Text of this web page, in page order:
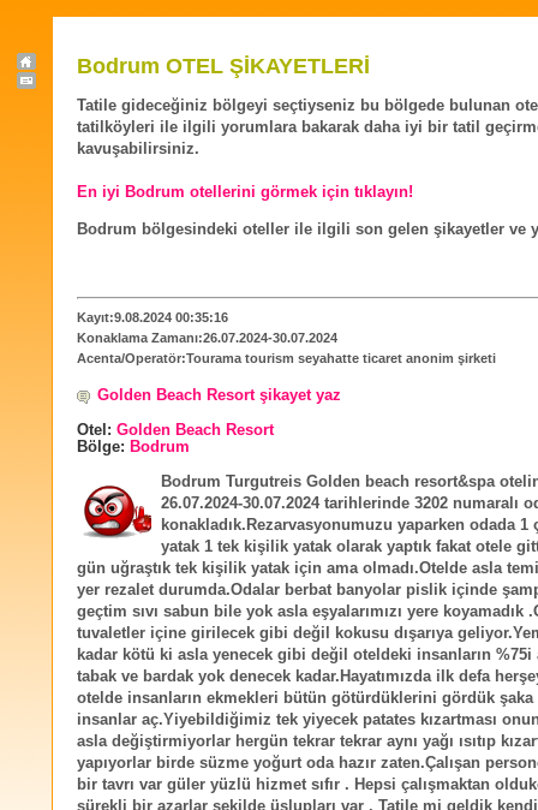
Bodrum OTEL ŞİKAYETLERİ
Tatile gideceğiniz bölgeyi seçtiyseniz bu bölgede bulunan
tatilköyleri ile ilgili yorumlara bakarak daha iyi bir tatil
kavuşabilirsiniz.
En iyi Bodrum otellerini görmek için tıklayın!
Bodrum bölgesindeki oteller ile ilgili son gelen şikayetler ve
Kayıt:9.08.2024 00:35:16
Konaklama Zamanı:26.07.2024-30.07.2024
Acenta/Operatör:Tourama tourism seyahatte ticaret anonim şirketi
Golden Beach Resort şikayet yaz
Otel: Golden Beach Resort
Bölge: Bodrum
Bodrum Turgutreis Golden beach resort&spa
26.07.2024-30.07.2024 tarihlerinde 3202 numaralı
konakladık.Rezarvasyonumuzu yaparken odada
yatak 1 tek kişilik yatak olarak yaptık fakat otele
gün uğraştık tek kişilik yatak için ama olmadı.Otelde asla
yer rezalet durumda.Odalar berbat banyolar pislik içinde
geçtim sıvı sabun bile yok asla eşyalarımızı yere koyamadık
tuvaletler içine girilecek gibi değil kokusu dışarıya
kadar kötü ki asla yenecek gibi değil oteldeki insanların %75i
tabak ve bardak yok denecek kadar.Hayatımızda ilk defa
otelde insanların ekmekleri bütün götürdüklerini gördük
insanlar aç.Yiyebildiğimiz tek yiyecek patates kızartması
asla değiştirmiyorlar hergün tekrar tekrar aynı yağı ısıtıp
yapıyorlar birde süzme yoğurt oda hazır zaten.Çalışan
bir tavrı var güler yüzlü hizmet sıfır . Hepsi çalışmaktan
sürekli bir azarlar şekilde üslupları var . Tatile mi geldik